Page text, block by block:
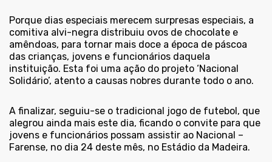
Porque dias especiais merecem surpresas especiais, a
comitiva alvi-negra distribuiu ovos de chocolate e
amêndoas, para tornar mais doce a época de páscoa
das crianças, jovens e funcionários daquela
instituição. Esta foi uma ação do projeto ‘Nacional
Solidário’, atento a causas nobres durante todo o ano.
A finalizar, seguiu-se o tradicional jogo de futebol, que
alegrou ainda mais este dia, ficando o convite para que
jovens e funcionários possam assistir ao Nacional –
Farense, no dia 24 deste mês, no Estádio da Madeira.